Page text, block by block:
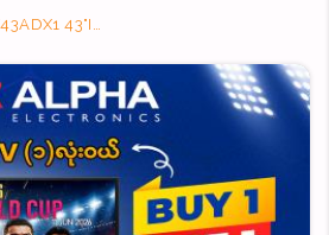
Alpha Android TV(ALTV43ADX1 43"INCH ANDROID )